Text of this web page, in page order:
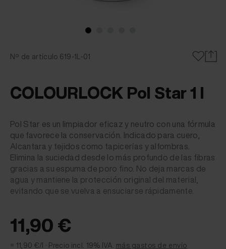
Nº de artículo 619-1L-01
COLOURLOCK Pol Star 1 l
Pol Star es un limpiador eficaz y neutro con una fórmula
que favorece la conservación. Indicado para cuero,
Alcantara y tejidos como tapicerías y alfombras.
Elimina la suciedad desde lo más profundo de las fibras
gracias a su espuma de poro fino. No deja marcas de
agua y mantiene la protección original del material,
evitando que se vuelva a ensuciarse rápidamente.
11,90 €
= 11,90 €/l · Precio incl. 19% IVA. más gastos de envío